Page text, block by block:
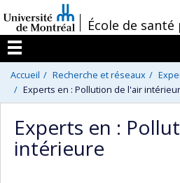
au
contenu
/École de
Menu
Accueil Recherche et réseaux
Experts en : Pollution de l'air
Experts en :
intérieure